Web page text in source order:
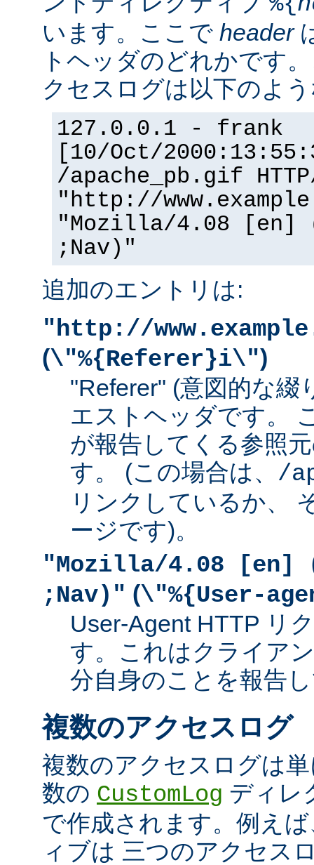
います。ここで header
トヘッダのどれかです
クセスログは以下のよ
127.0.0.1 - frank
[10/Oct/
/apache_pb.gif
"http://
"Mozilla/4.08 [en]
;Nav)"
追加のエントリは:
"http://
(\"%{Referer}i\")
"Referer" (意図的な綴
エストヘッダです。
が報告してくる参照
す。 (この場合は、 /
リンクしているか、
ージです)。
"Mozilla/4.08 [en]
;Nav)" (\"%{User-
User-Agent HTTP リ
す。これはクライア
分自身のことを報告
複数のアクセスログ
複数のアクセスログは
数の CustomLog ディレ
で作成されます。例え
ィブは 三つのアクセス